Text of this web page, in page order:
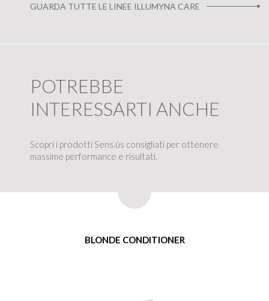
GUARDA TUTTE LE LINEE ILLUMYNA CARE
POTREBBE
INTERESSARTI ANCHE
Scopri i prodotti Sens.ùs consigliati per ottenere
massime performance e risultati.
BLONDE CONDITIONER